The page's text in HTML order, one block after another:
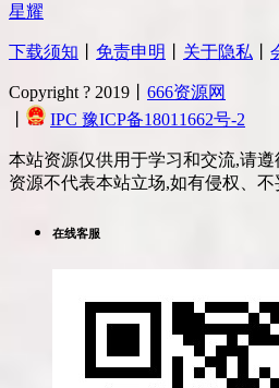
星耀
下载须知 免责申明 关于隐私
Copyright ? 2019丨 666资源网
IPC 豫ICP备18011662号-2
本站资源仅供用于学习和交流,请
资源不代表本站立场,如有侵权、
在线客服